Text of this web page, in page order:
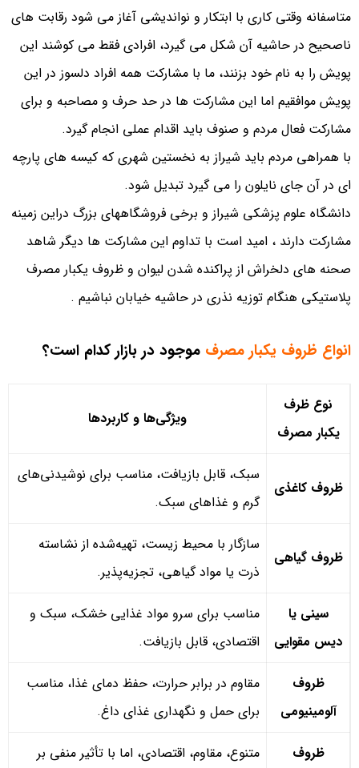
متاسفانه وقتی کاری با ابتکار و نواندیشی آغاز می شود رقابت های
ناصحیح در حاشیه آن شکل می گیرد، افرادی فقط می کوشند این
پویش را به نام خود بزنند، ما با مشارکت همه افراد دلسوز در این
پویش موافقیم اما این مشارکت ها در حد حرف و مصاحبه و برای
مشارکت فعال مردم و صنوف باید اقدام عملی انجام گیرد.
با همراهی مردم باید شیراز به نخستین شهری که کیسه های پارچه
ای در آن جای نایلون را می گیرد تبدیل شود.
دانشگاه علوم پزشکی شیراز و برخی فروشگاههای بزرگ دراین زمینه
مشارکت دارند ، امید است با تداوم این مشارکت ها دیگر شاهد
صحنه های دلخراش از پراکنده شدن لیوان و ظروف یکبار مصرف
پلاستیکی هنگام توزیه نذری در حاشیه خیابان نباشیم .
انواع ظروف یکبار مصرف موجود در بازار کدام است؟
نوع ظرف
یکبار مصرف
ویژگی‌ها و کاربردها
ظروف کاغذی
سبک، قابل بازیافت، مناسب برای نوشیدنی‌های
گرم و غذاهای سبک.
ظروف گیاهی
سازگار با محیط زیست، تهیه‌شده از نشاسته
ذرت یا مواد گیاهی، تجزیه‌پذیر.
سینی یا
دیس مقوایی
مناسب برای سرو مواد غذایی خشک، سبک و
اقتصادی، قابل بازیافت.
ظروف
آلومینیومی
مقاوم در برابر حرارت، حفظ دمای غذا، مناسب
برای حمل و نگهداری غذای داغ.
ظروف
متنوع، مقاوم، اقتصادی، اما با تأثیر منفی بر